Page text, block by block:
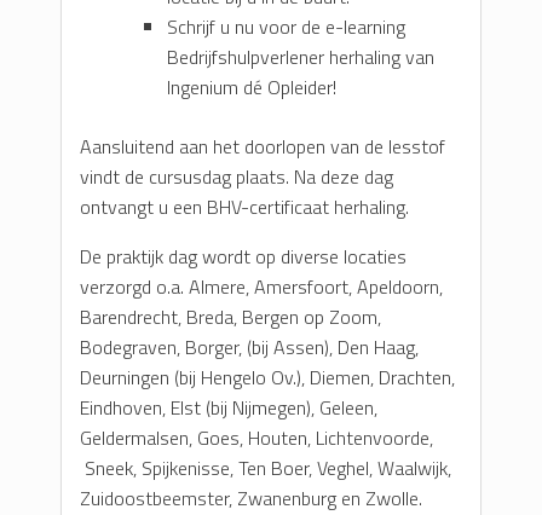
Schrijf u nu voor de e-learning
Bedrijfshulpverlener herhaling van
Ingenium dé Opleider!
Aansluitend aan het doorlopen van de lesstof
vindt de cursusdag plaats. Na deze dag
ontvangt u een BHV-certificaat herhaling.
De praktijk dag wordt op diverse locaties
verzorgd o.a. Almere, Amersfoort, Apeldoorn,
Barendrecht, Breda, Bergen op Zoom,
Bodegraven, Borger, (bij Assen), Den Haag,
Deurningen (bij Hengelo Ov.), Diemen, Drachten,
Eindhoven, Elst (bij Nijmegen), Geleen,
Geldermalsen, Goes, Houten, Lichtenvoorde,
Sneek, Spijkenisse, Ten Boer, Veghel, Waalwijk,
Zuidoostbeemster, Zwanenburg en Zwolle.